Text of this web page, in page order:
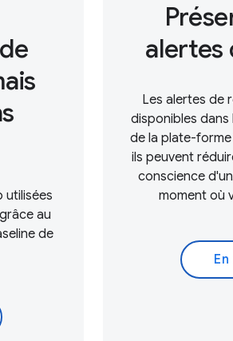
utilisées
au
de
alertes
Les alertes de
disponibles
de la plate-
ils peuvent
conscience
moment où